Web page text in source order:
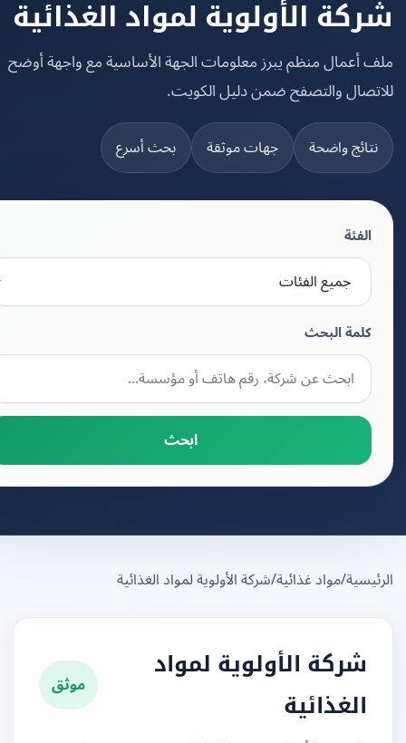
الأولوية لمواد الغذائية
منظم يبرز معلومات الجهة الأساسية مع واجهة أوضح
والتصفح ضمن دليل الكويت.
واضحة جهات موثقة بحث أسرع
كلمة البحث
ابحث
/مواد غذائية/شركة الأولوية لمواد الغذائية
شركة الأولوية لمواد
الغذائية
موثق